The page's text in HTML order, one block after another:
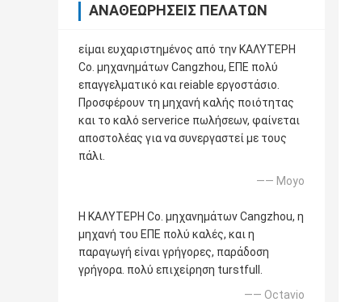
ΑΝΑΘΕΩΡΉΣΕΙΣ ΠΕΛΑΤΏΝ
είμαι ευχαριστημένος από την ΚΑΛΥΤΕΡΗ
Co. μηχανημάτων Cangzhou, ΕΠΕ πολύ
επαγγελματικό και reiable εργοστάσιο.
Προσφέρουν τη μηχανή καλής ποιότητας
και το καλό serverice πωλήσεων, φαίνεται
αποστολέας για να συνεργαστεί με τους
πάλι.
—— Moyo
Η ΚΑΛΥΤΕΡΗ Co. μηχανημάτων Cangzhou, η
μηχανή του ΕΠΕ πολύ καλές, και η
παραγωγή είναι γρήγορες, παράδοση
γρήγορα. πολύ επιχείρηση turstfull.
—— Octavio